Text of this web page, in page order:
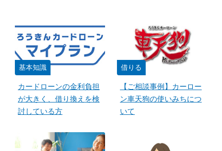
基本知識
カードローンの金利負担
が大きく、借り換えを検
討している方
借りる
【ご相談事例】カーロー
ン車天狗の使いみちにつ
いて